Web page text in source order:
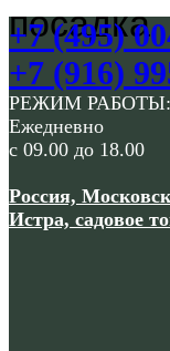
посадка
+7 (495)
+7 (916)
РЕЖИМ РАБОТЫ:
Ежедневно
с 09.00 до 18.00
Россия,
Истра, садовое